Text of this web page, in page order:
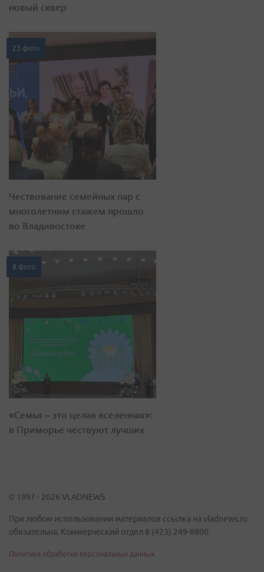
новый сквер
23 фото
Чествование семейных пар с
многолетним стажем прошло
во Владивостоке
8 фото
«Семья – это целая вселенная»:
в Приморье чествуют лучших
© 1997 - 2026 VLADNEWS
При любом использовании материалов ссылка на vladnews.ru
обязательна. Коммерческий отдел 8 (423) 249-8800
Политика обработки персональных данных